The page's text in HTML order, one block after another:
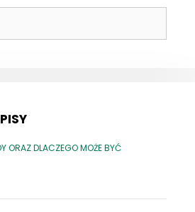
ORAZ DLACZEGO MOŻE BYĆ